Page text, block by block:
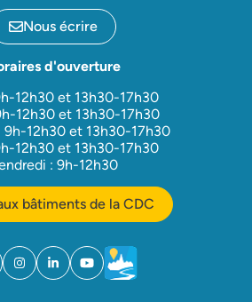
Nous écrire
d'ouverture
12h30 et 13h30-17h30
12h30 et 13h30-17h30
9h-12h30 et 13h30-17h30
12h30 et 13h30-17h30
: 9h-12h30
bâtiments de la CDC
dans un nouvel onglet)
Instagram
(ouverture dans un nouvel onglet)
Linkedin
(ouverture dans un nouvel onglet)
YouTube
(ouverture dans un nouvel
Météo
(ouverture dans un